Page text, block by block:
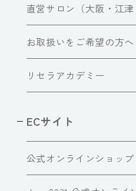
直営サロン（大阪・江津
お取扱いをご希望の方へ
リセラアカデミー
ECサイト
公式オンラインショップ